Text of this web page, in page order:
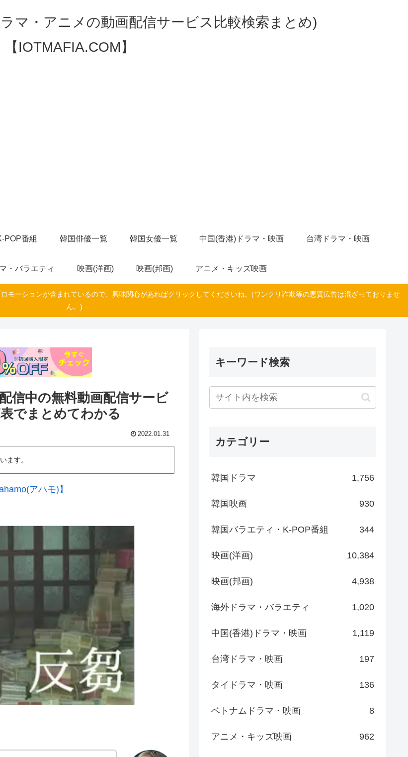
マ・アニメの動画配信サービス比較検索まとめ)
【IOTMAFIA.COM】
POP番組 韓国俳優一覧 韓国女優一覧 中国(香港)ドラマ・映画 台湾ドラマ・映画
・バラエティ 映画(洋画) 映画(邦画) アニメ・キッズ映画
モーションが含まれているので、興味関心があればクリックしてくださいね。(ワンクリ詐欺等の悪質広告は混ざっておりませ
ん。)
信中の無料動画配信サービ
でまとめてわかる
2022.01.31
ます。
アハモ)】
キーワード検索
カテゴリー
韓国ドラマ 1,756
韓国映画 930
韓国バラエティ・K-POP番組 344
映画(洋画) 10,384
映画(邦画) 4,938
海外ドラマ・バラエティ 1,020
中国(香港)ドラマ・映画 1,119
台湾ドラマ・映画 197
タイドラマ・映画 136
ベトナムドラマ・映画 8
アニメ・キッズ映画 962